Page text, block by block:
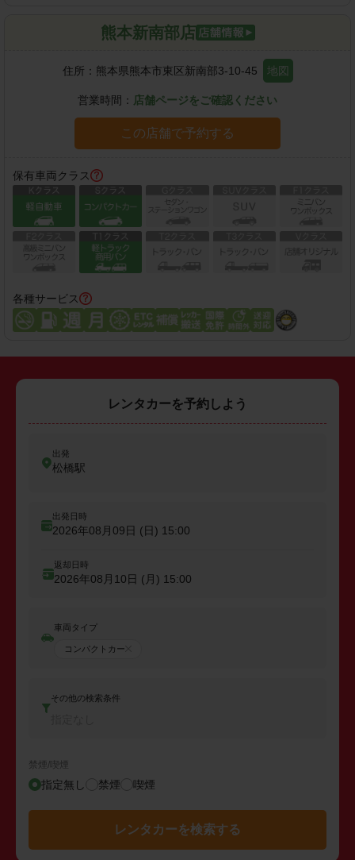
熊本新南部店
住所： 熊本県熊本市東区新南部3-10-45 地図
営業時間： 店舗ページをご確認ください
この店舗で予約する
保有車両クラス
各種サービス
レンタカーを予約しよう
出発
松橋駅
出発日時
2026年08月09日 (日) 15:00
返却日時
2026年08月10日 (月) 15:00
車両タイプ
コンパクトカー
その他の検索条件
禁煙/喫煙
指定無し 禁煙 喫煙
レンタカーを検索する